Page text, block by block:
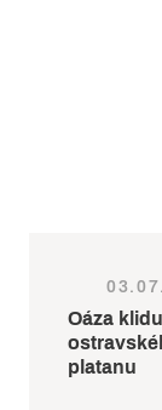
Oáza
platanu